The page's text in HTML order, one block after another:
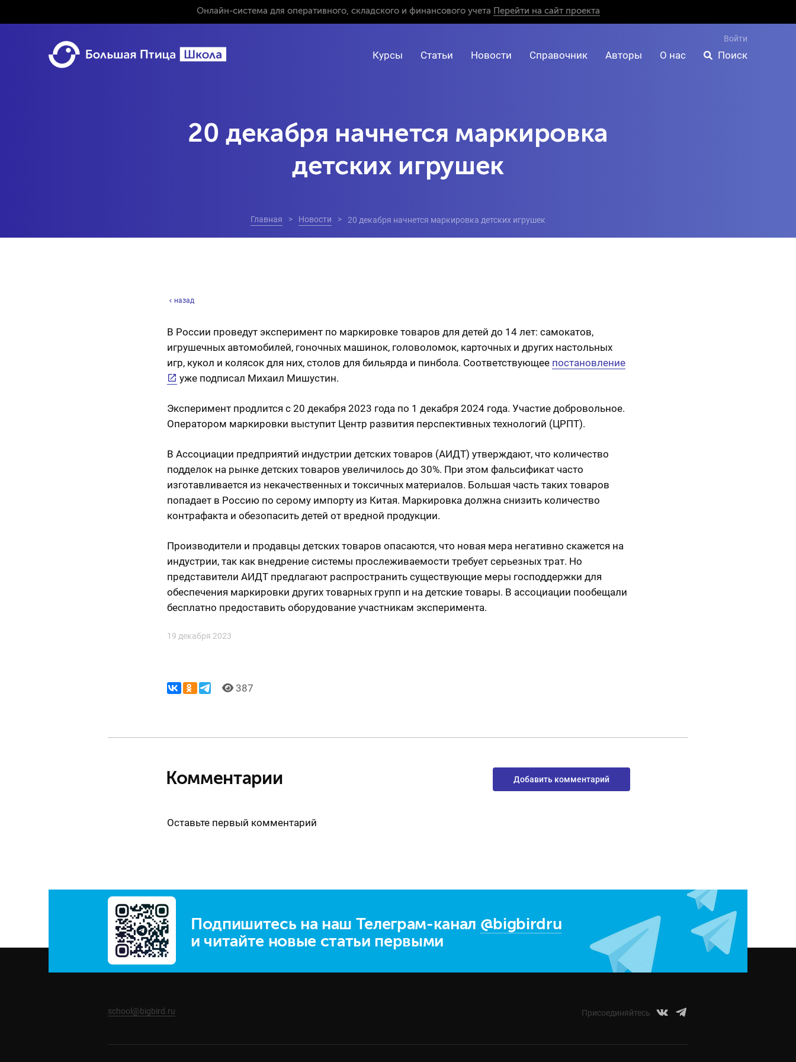
Онлайн-система для оперативного, складского и финансового учета Перейти на сайт проекта
Войти
Курсы Статьи Новости Справочник Авторы О нас Поиск
20 декабря начнется маркировка
детских игрушек
Главная Новости 20 декабря начнется маркировка детских игрушек
назад
В России проведут эксперимент по маркировке товаров для детей до 14 лет: самокатов,
игрушечных автомобилей, гоночных машинок, головоломок, карточных и других настольных
игр, кукол и колясок для них, столов для бильярда и пинбола. Соответствующее постановление
уже подписал Михаил Мишустин.
Эксперимент продлится с 20 декабря 2023 года по 1 декабря 2024 года. Участие добровольное.
Оператором маркировки выступит Центр развития перспективных технологий (ЦРПТ).
В Ассоциации предприятий индустрии детских товаров (АИДТ) утверждают, что количество
подделок на рынке детских товаров увеличилось до 30%. При этом фальсификат часто
изготавливается из некачественных и токсичных материалов. Большая часть таких товаров
попадает в Россию по серому импорту из Китая. Маркировка должна снизить количество
контрафакта и обезопасить детей от вредной продукции.
Производители и продавцы детских товаров опасаются, что новая мера негативно скажется на
индустрии, так как внедрение системы прослеживаемости требует серьезных трат. Но
представители АИДТ предлагают распространить существующие меры господдержки для
обеспечения маркировки других товарных групп и на детские товары. В ассоциации пообещали
бесплатно предоставить оборудование участникам эксперимента.
19 декабря 2023
387
Комментарии Добавить комментарий
Оставьте первый комментарий
Подпишитесь на наш Телеграм-канал @bigbirdru
и читайте новые статьи первыми
school@bigbird.ru Присоединяйтесь